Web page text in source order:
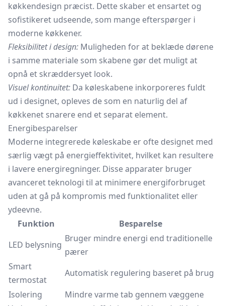
køkkendesign præcist. Dette skaber et ensartet og
sofistikeret udseende, som mange efterspørger i
moderne køkkener.
Fleksibilitet i design: Muligheden for at beklæde dørene
i samme materiale som skabene gør det muligt at
opnå et skræddersyet look.
Visuel kontinuitet: Da køleskabene inkorporeres fuldt
ud i designet, opleves de som en naturlig del af
køkkenet snarere end et separat element.
Energibesparelser
Moderne integrerede køleskabe er ofte designet med
særlig vægt på energieffektivitet, hvilket kan resultere
i lavere energiregninger. Disse apparater bruger
avanceret teknologi til at minimere energiforbruget
uden at gå på kompromis med funktionalitet eller
ydeevne.
Funktion
Besparelse
LED belysning
Bruger mindre energi end traditionelle
pærer
Smart
termostat
Automatisk regulering baseret på brug
Isolering
Mindre varme tab gennem væggene